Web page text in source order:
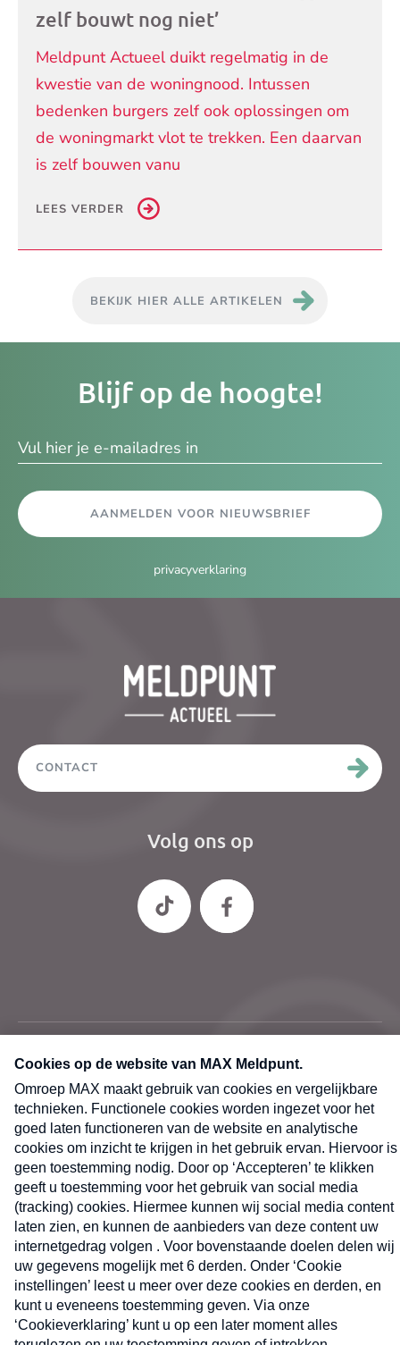
zelf bouwt nog niet’
Meldpunt Actueel duikt regelmatig in de
kwestie van de woningnood. Intussen
bedenken burgers zelf ook oplossingen om
de woningmarkt vlot te trekken. Een daarvan
is zelf bouwen vanu
LEES VERDER
BEKIJK HIER ALLE ARTIKELEN
Blijf op de hoogte!
AANMELDEN VOOR NIEUWSBRIEF
privacyverklaring
CONTACT
Volg ons op
vakantieman
melden
X
Nieuwsbrief
Neem hier een gratis abonnement op de MAX